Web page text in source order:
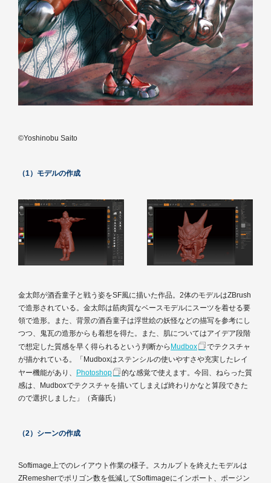
©Yoshinobu Saito
（1）モデルの作成
金太郎が酒呑童子と戦う姿をSF風に描いた作品。2体のモデルはZBrush
で造形されている。金太郎は筋肉質なベースモデルにスーツを着せる要
領で造形。また、背景の酒呑童子は浮世絵の妖怪などの描写を参考にし
つつ、鬼瓦の造形からも着想を得た。また、肌についてはアイデア段階
で想定した質感を早く得られるという判断から Mudbox
でテクスチャ
が描かれている。「Mudboxはステンシルの使いやすさや充実したレイ
ヤー機能があり、 Photoshop
的な感覚で使えます。今回、ねらった質
感は、Mudboxでテクスチャを描いてしまえば終わりかなと算段できた
ので選択しました」（斉藤氏）
（2）シーンの作成
Softimage上でのレイアウト作業の様子。スカルプトを終えたモデルは
ZRemesherでポリゴン数を低減してSoftimageにインポート、ポージン